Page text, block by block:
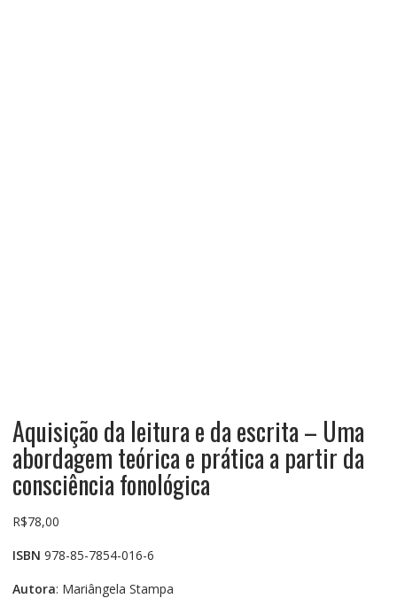
Aquisição da leitura e da escrita – Uma
abordagem teórica e prática a partir da
consciência fonológica
R$78,00
ISBN 978-85-7854-016-6
Autora: Mariângela Stampa